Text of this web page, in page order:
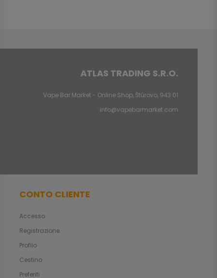
ATLAS TRADING S.R.O.
Vape Bar Market - Online Shop, Štúrovo, 943 01
info@vapebarmarket.com
CONTO CLIENTE
Accesso
Registrazione
Profilo
Cestino
Preferiti